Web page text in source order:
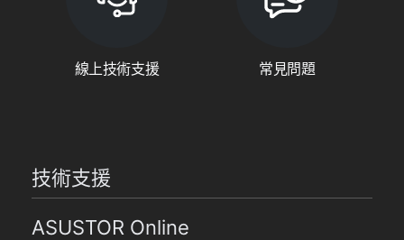
線上技術支援 常見問題
技術支援
ASUSTOR Online